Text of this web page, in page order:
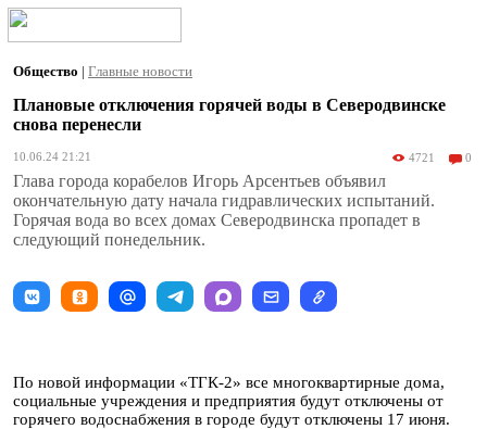
Общество | Главные новости
Плановые отключения горячей воды в Северодвинске
снова перенесли
10.06.24 21:21 4721 0
Глава города корабелов Игорь Арсентьев объявил
окончательную дату начала гидравлических испытаний.
Горячая вода во всех домах Северодвинска пропадет в
следующий понедельник.
По новой информации «ТГК-2» все многоквартирные дома,
социальные учреждения и предприятия будут отключены от
горячего водоснабжения в городе будут отключены 17 июня.